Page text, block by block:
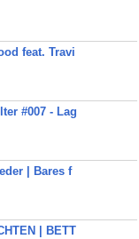
feat. Travi
#007 - Lag
| Bares f
| BETT